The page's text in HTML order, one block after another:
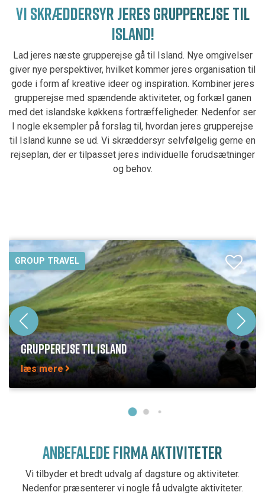
VI SKRÆDDERSYR JERES GRUPPEREJSE TIL
ISLAND!
Lad jeres næste grupperejse gå til Island. Nye omgivelser
giver nye perspektiver, hvilket kommer jeres organisation til
gode i form af kreative ideer og inspiration. Kombiner jeres
grupperejse med spændende aktiviteter, og forkæl ganen
med det islandske køkkens fortræffeligheder. Nedenfor ser
I nogle eksempler på forslag til, hvordan jeres grupperejse
til Island kunne se ud. Vi skræddersyr selvfølgelig gerne en
rejseplan, der er tilpasset jeres individuelle forudsætninger
og behov.
GROUP TRAVEL
GRUPPEREJSE TIL ISLAND
læs mere
ANBEFALEDE FIRMA AKTIVITETER
Vi tilbyder et bredt udvalg af dagsture og aktiviteter.
Nedenfor præsenterer vi nogle få udvalgte aktiviteter.